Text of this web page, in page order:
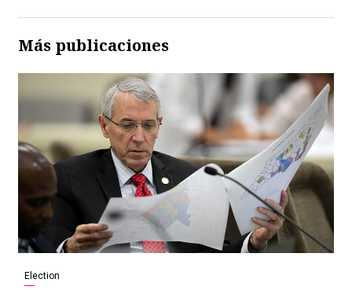
Más publicaciones
Election